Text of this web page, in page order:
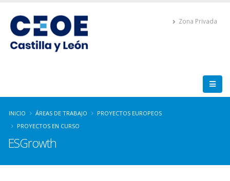
Zona Privada
INICIO ÁREAS DE TRABAJO
PROYECTOS EUROPEOS
PROYECTOS EN CURSO
ESGrowth